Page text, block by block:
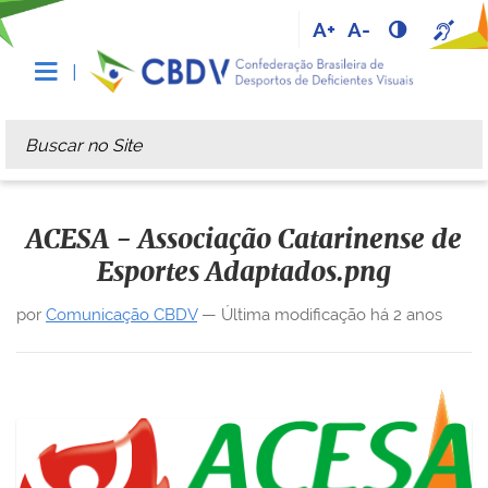
A+ A-
Busca
Busca Avançada…
ACESA - Associação Catarinense de
Esportes Adaptados.png
por Comunicação CBDV— Última modificação há 2 anos